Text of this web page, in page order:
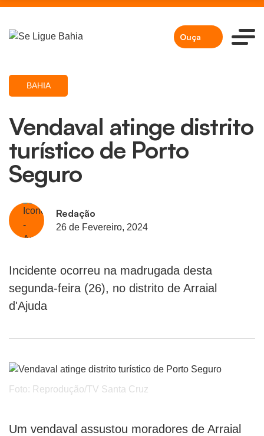
Ouça
Vendaval atinge distrito
turístico de Porto
Seguro
BAHIA
Redação
26 de Fevereiro, 2024
Incidente ocorreu na madrugada desta
segunda-feira (26), no distrito de Arraial
d'Ajuda
Foto: Reprodução/TV Santa Cruz
Um vendaval assustou moradores de Arraial